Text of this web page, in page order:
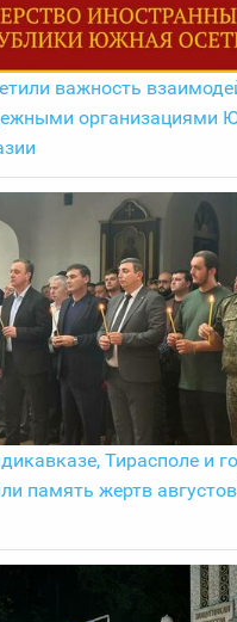
важность
организациями
Тирасполе и
память жертв